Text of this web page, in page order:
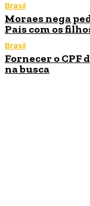
Brasil
Moraes nega
Pais com os
Brasil
Fornecer o CPF
na busca